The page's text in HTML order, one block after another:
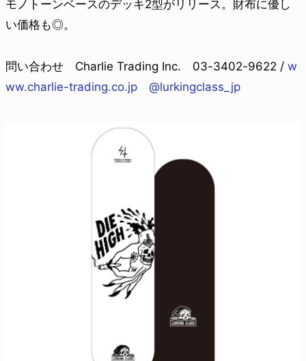
モノトーンベースのデッキ2型がリリース。財布に優し
い価格も◎。
問い合わせ Charlie Trading Inc. 03-3402-9622 / w
ww.charlie-trading.co.jp
@lurkingclass_jp